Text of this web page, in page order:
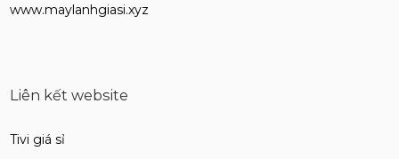
www.maylanhgiasi.xyz
Liên kết website
Tivi giá sỉ